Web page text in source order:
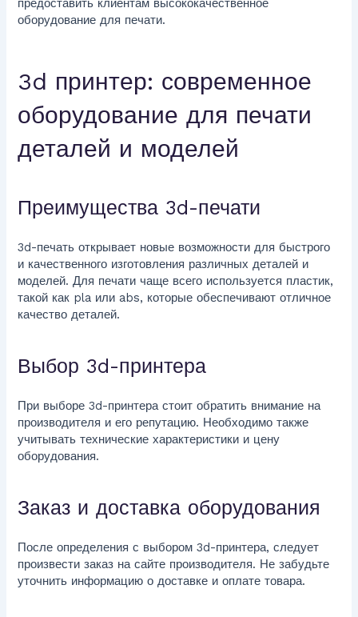
оборудование для печати.
3d принтер: современное
оборудование для печати
деталей и моделей
Преимущества 3d-печати
3d-печать открывает новые возможности для быстрого
и качественного изготовления различных деталей и
моделей. Для печати чаще всего используется пластик,
такой как pla или abs, которые обеспечивают отличное
качество деталей.
Выбор 3d-принтера
При выборе 3d-принтера стоит обратить внимание на
производителя и его репутацию. Необходимо также
учитывать технические характеристики и цену
оборудования.
Заказ и доставка оборудования
После определения с выбором 3d-принтера, следует
произвести заказ на сайте производителя. Не забудьте
уточнить информацию о доставке и оплате товара.